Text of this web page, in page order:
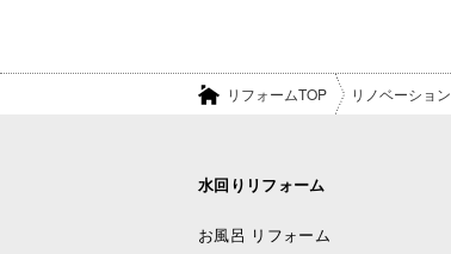
リフォームTOP リノベーション
水回りリフォーム
お風呂 リフォーム